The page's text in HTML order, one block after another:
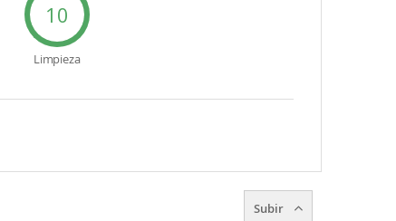
10
Limpieza
Subir